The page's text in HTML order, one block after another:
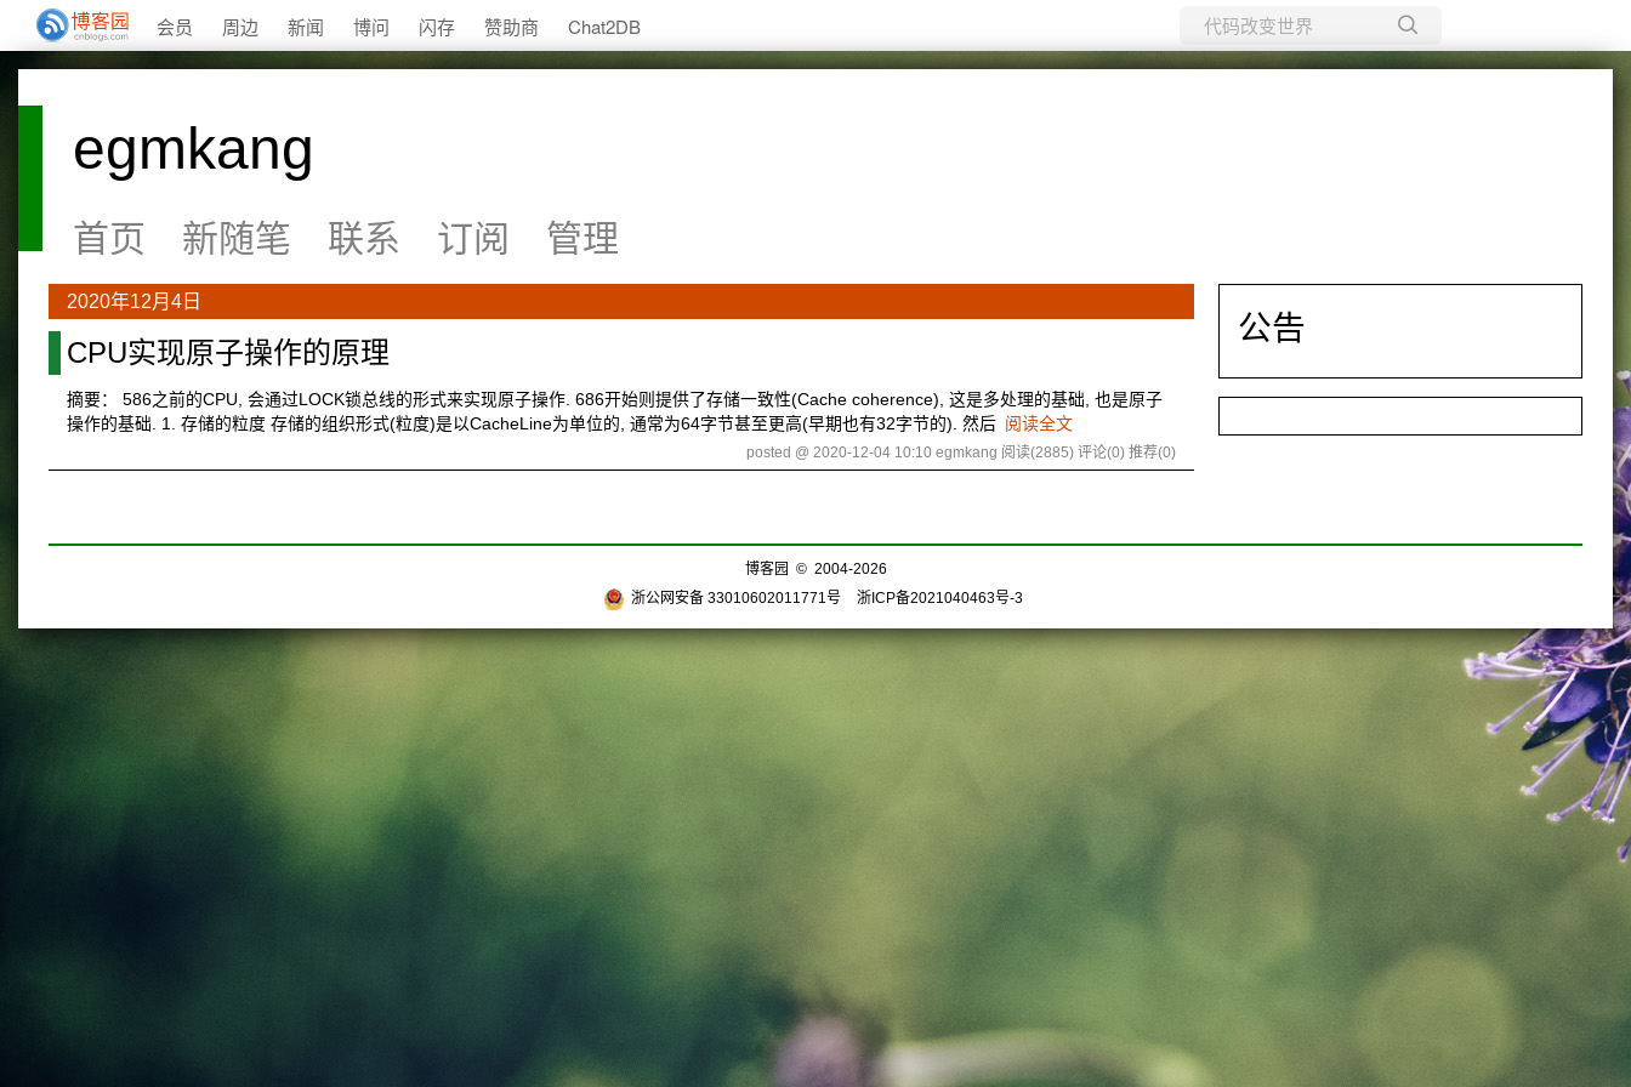
会员 周边 新闻 博问 闪存 赞助商 Chat2DB
所有博客
egmkang
首页 新随笔 联系 订阅 管理
2020年12月4日
CPU实现原子操作的原理
摘要： 586之前的CPU, 会通过LOCK锁总线的形式来实现原子操作. 686开始则提供了存储一致性(Cache coherence), 这是多处理的基础, 也是原子
操作的基础. 1. 存储的粒度 存储的组织形式(粒度)是以CacheLine为单位的, 通常为64字节甚至更高(早期也有32字节的). 然后 阅读全文
posted @ 2020-12-04 10:10 egmkang 阅读(2885) 评论(0) 推荐(0)
公告
博客园 © 2004-2026
浙公网安备 33010602011771号
浙ICP备2021040463号-3